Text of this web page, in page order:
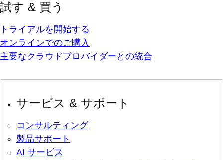
試す & 買う
トライアルを開始する
オンラインでのご購入
主要なクラウドプロバイダーとの統合
サービス & サポート
コンサルティング
製品サポート
AI サービス